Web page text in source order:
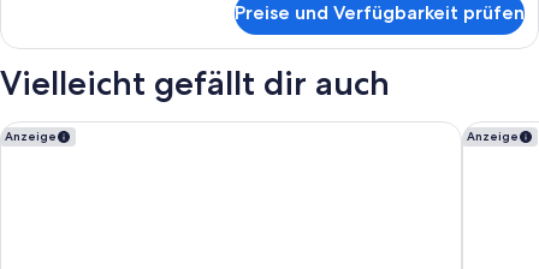
Doppelzimmer
Preise und Verfügbarkeit prüfen
Vielleicht gefällt dir auch
Anzeige
Hilton Dresden an der Frauenkirche Anzeige
Holiday